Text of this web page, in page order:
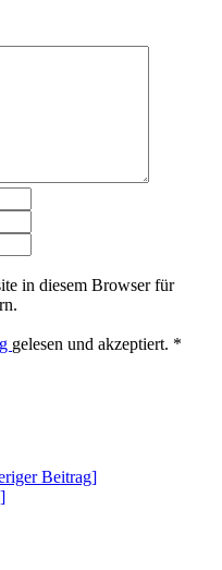
in diesem Browser für
gelesen und akzeptiert. *
Beitrag]